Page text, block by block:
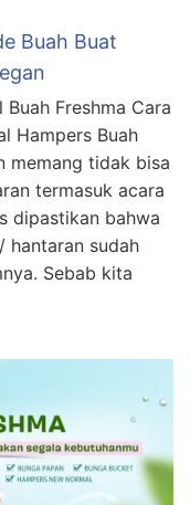
Buah Buat
Freshma Cara
Hampers Buah
memang tidak bisa
termasuk acara
dipastikan bahwa
hantaran sudah
Sebab kita